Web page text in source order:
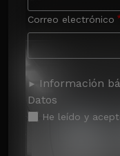
Correo electrónico
Información
Datos
He leído y